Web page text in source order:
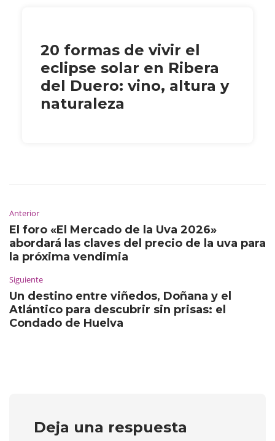
20 formas de vivir el
eclipse solar en Ribera
del Duero: vino, altura y
naturaleza
Anterior
El foro «El Mercado de la Uva 2026»
abordará las claves del precio de la uva para
la próxima vendimia
Siguiente
Un destino entre viñedos, Doñana y el
Atlántico para descubrir sin prisas: el
Condado de Huelva
Deja una respuesta